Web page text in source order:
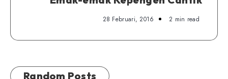
28 Februari, 2016 2 min read
Random Posts